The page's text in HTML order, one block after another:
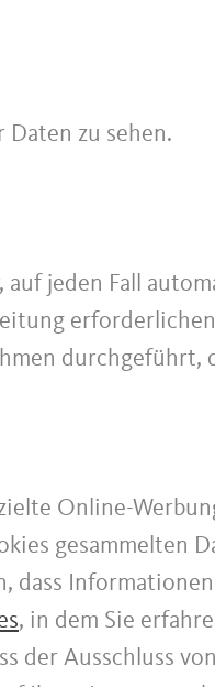
Daten zu sehen.
jeden Fall
durchgeführt,
Online-
gesammelten
dass
, in dem Sie
der Ausschluss